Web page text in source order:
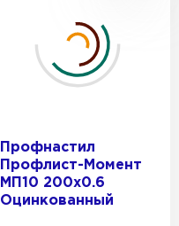
Профнастил
Профлист-Момент
МП10 200х0.6
Оцинкованный